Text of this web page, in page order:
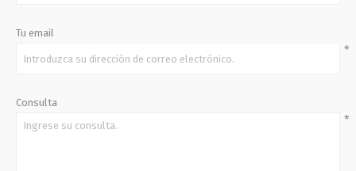
Tu email
*
Consulta
*